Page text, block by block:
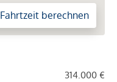
Fahrtzeit berechnen
314.000 €